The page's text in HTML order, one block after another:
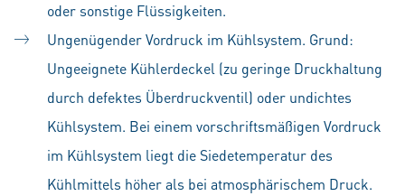
oder sonstige Flüssigkeiten.
Ungenügender Vordruck im Kühlsystem. Grund:
Ungeeignete Kühlerdeckel (zu geringe Druckhaltung
durch defektes Überdruckventil) oder undichtes
Kühlsystem. Bei einem vorschriftsmäßigen Vordruck
im Kühlsystem liegt die Siedetemperatur des
Kühlmittels höher als bei atmosphärischem Druck.